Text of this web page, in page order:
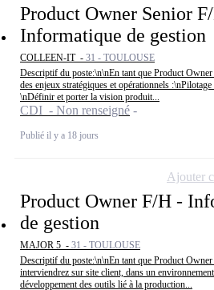
Product Owner Senior
Informatique de gestion
COLLEEN-IT - 31 - TOULOUSE
Descriptif du poste:\n\nEn tant que Product
des enjeux stratégiques et opérationnels
\nDéfinir et porter la vision produit...
CDI - Non renseigné
Publié il y a 18 jours
Product Owner F/H -
de gestion
MAJOR 5 - 31 - TOULOUSE
Descriptif du poste:\n\nEn tant que Product
interviendrez sur site client, dans un
développement des outils lié à la production...
Ajouter